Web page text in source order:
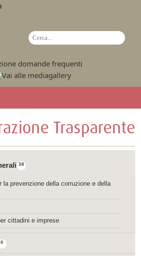
Trasparente
38
la prevenzione della corruzione e della
cittadini e imprese
0